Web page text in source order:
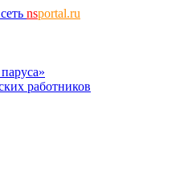
nsportal.ru
работников